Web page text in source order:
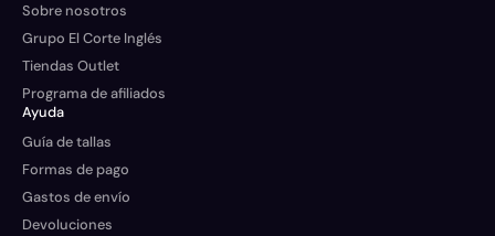
Sobre nosotros
Grupo El Corte Inglés
Tiendas Outlet
Programa de afiliados
Ayuda
Guía de tallas
Formas de pago
Gastos de envío
Devoluciones